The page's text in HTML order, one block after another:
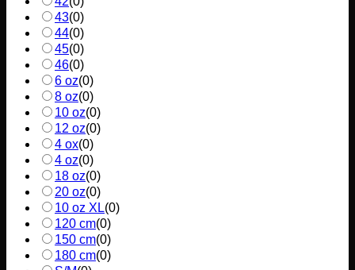
43(0)
44(0)
45(0)
46(0)
6 oz(0)
8 oz(0)
10 oz(0)
12 oz(0)
4 ox(0)
4 oz(0)
18 oz(0)
20 oz(0)
10 oz XL(0)
120 cm(0)
150 cm(0)
180 cm(0)